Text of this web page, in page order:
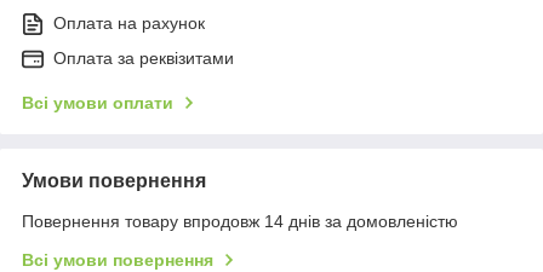
Оплата на рахунок
Оплата за реквізитами
Всі умови оплати
Умови повернення
Повернення товару впродовж 14 днів за домовленістю
Всі умови повернення